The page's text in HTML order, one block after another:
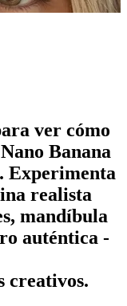
ver cómo
Banana
Experimenta
realista
mandíbula
auténtica -
creativos.